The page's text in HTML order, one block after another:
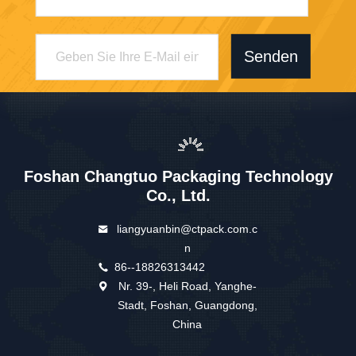
Senden
Foshan Changtuo Packaging Technology
Co., Ltd.
liangyuanbin@ctpack.com.c
n
86--18826313442
Nr. 39-, Heli Road, Yanghe-
Stadt, Foshan, Guangdong,
China